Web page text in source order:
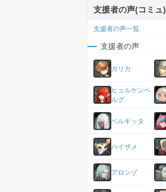
支援者の声(コミュ)
支援者の声一覧
支援者の声
ガリカ
ヒュルケンベ
ルグ
ベルギッタ
ハイザメ
アロンゾ